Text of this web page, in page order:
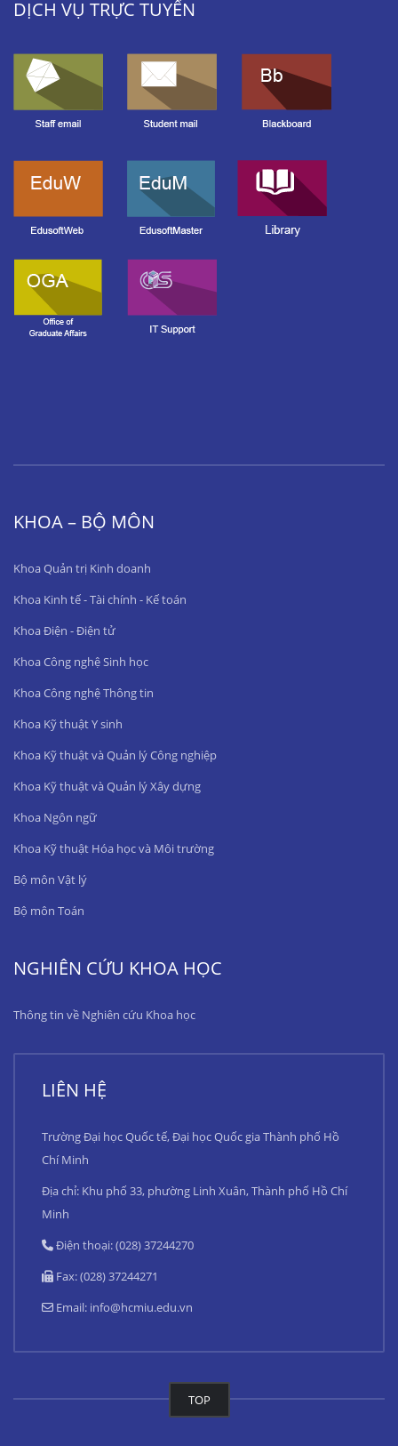
DỊCH VỤ TRỰC TUYẾN
KHOA – BỘ MÔN
Khoa Quản trị Kinh doanh
Khoa Kinh tế - Tài chính - Kế toán
Khoa Điện - Điện tử
Khoa Công nghệ Sinh học
Khoa Công nghệ Thông tin
Khoa Kỹ thuật Y sinh
Khoa Kỹ thuật và Quản lý Công nghiệp
Khoa Kỹ thuật và Quản lý Xây dựng
Khoa Ngôn ngữ
Khoa Kỹ thuật Hóa học và Môi trường
Bộ môn Vật lý
Bộ môn Toán
NGHIÊN CỨU KHOA HỌC
Thông tin về Nghiên cứu Khoa học
LIÊN HỆ
Trường Đại học Quốc tế, Đại học Quốc gia Thành phố Hồ
Chí Minh
Địa chỉ: Khu phố 33, phường Linh Xuân, Thành phố Hồ Chí
Minh
Điện thoại: (028) 37244270
Fax: (028) 37244271
Email: info@hcmiu.edu.vn
TOP